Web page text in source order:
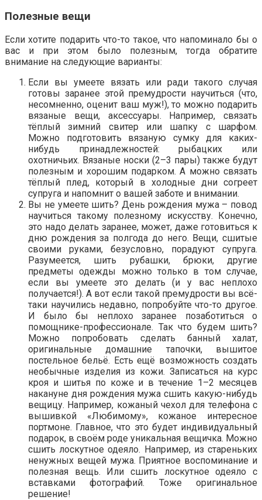
Полезные вещи
Если хотите подарить что-то такое, что напоминало бы о
вас и при этом было полезным, тогда обратите
внимание на следующие варианты:
Если вы умеете вязать или ради такого случая
готовы заранее этой премудрости научиться (что,
несомненно, оценит ваш муж!), то можно подарить
вязаные вещи, аксессуары. Например, связать
тёплый зимний свитер или шапку с шарфом.
Можно подготовить вязаную сумку для каких-
нибудь принадлежностей: рыбацких или
охотничьих. Вязаные носки (2–3 пары) также будут
полезным и хорошим подарком. А можно связать
тёплый плед, который в холодные дни согреет
супруга и напомнит о вашей заботе и внимании.
Вы не умеете шить? День рождения мужа – повод
научиться такому полезному искусству. Конечно,
это надо делать заранее, может, даже готовиться к
дню рождения за полгода до него. Вещи, сшитые
своими руками, безусловно, порадуют супруга.
Разумеется, шить рубашки, брюки, другие
предметы одежды можно только в том случае,
если вы умеете это делать (и у вас неплохо
получается!). А вот если такой премудрости вы всё-
таки научились недавно, попробуйте что-то другое.
И было бы неплохо заранее позаботиться о
помощнике-профессионале. Так что будем шить?
Можно попробовать сделать банный халат,
оригинальные домашние тапочки, вышитое
постельное бельё. Есть ещё возможность создать
необычные изделия из кожи. Записаться на курс
кроя и шитья по коже и в течение 1–2 месяцев
накануне дня рождения мужа сшить какую-нибудь
вещицу. Например, кожаный чехол для телефона с
вышивкой «Любимому», кожаное интересное
портмоне. Главное, что это будет индивидуальный
подарок, в своём роде уникальная вещичка. Можно
сшить лоскутное одеяло. Например, из стареньких
ненужных вещей мужа. Приятное воспоминание и
полезная вещь. Или сшить лоскутное одеяло с
вставками фотографий. Тоже оригинальное
решение!